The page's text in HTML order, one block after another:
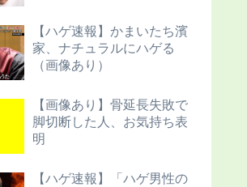
【ハゲ速報】かまいたち濱
家、ナチュラルにハゲる
（画像あり）
【画像あり】骨延長失敗で
脚切断した人、お気持ち表
明
【ハゲ速報】「ハゲ男性の